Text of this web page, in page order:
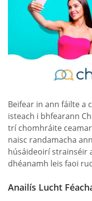
Beifear in ann fáilte a
isteach i bhfearann
trí chomhráite
naisc randamacha
húsáideoirí strainséir
dhéanamh leis faoi
Anailís Lucht